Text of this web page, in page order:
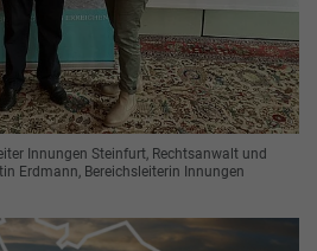
Innungen Steinfurt, Rechtsanwalt und
Erdmann, Bereichsleiterin Innungen